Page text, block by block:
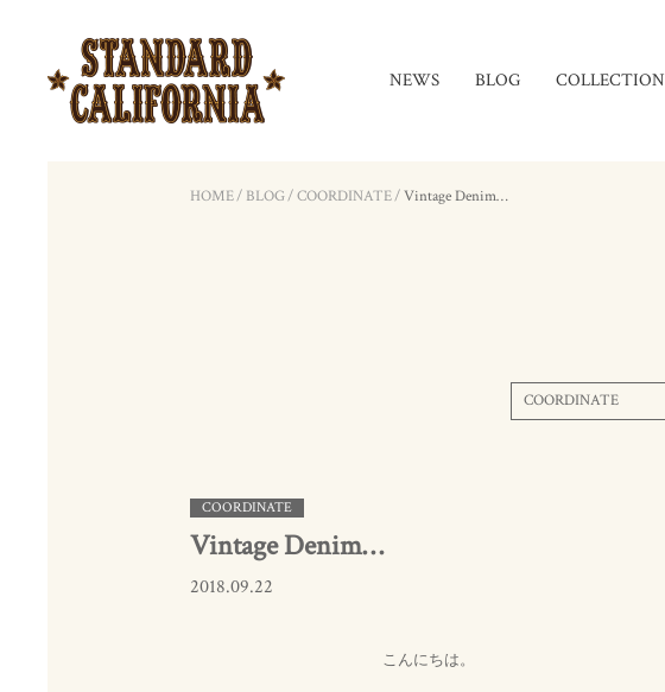
NEWS BLOG COLLECTION
HOME/ BLOG/COORDINATE/Vintage Denim…
COORDINATE
COORDINATE
Vintage Denim…
2018.09.22
こんにちは。